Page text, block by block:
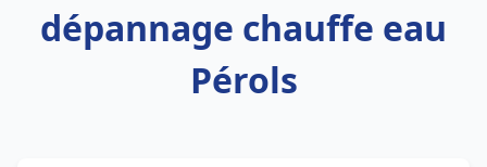
dépannage chauffe eau
Pérols